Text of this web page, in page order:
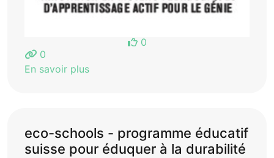
0
0
En savoir plus
eco-schools - programme éducatif
suisse pour éduquer à la durabilité